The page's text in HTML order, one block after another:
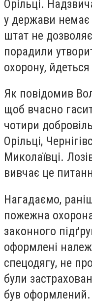
Орільці.
у держави немає
штат не
порадили
охорону, йдеться
Як повідомив
щоб вчасно
чотири
Орільці,
Миколаївці.
вивчає це
Нагадаємо,
пожежна
законного
оформлені
спецодягу, не
були
був оформлений.